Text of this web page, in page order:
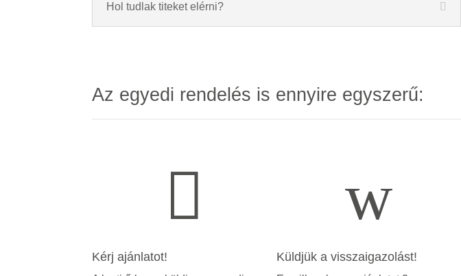
Hol tudlak titeket elérni?
Az egyedi rendelés is ennyire egyszerű:

Kérj ajánlatot!
w
Küldjük a visszaigazolást!